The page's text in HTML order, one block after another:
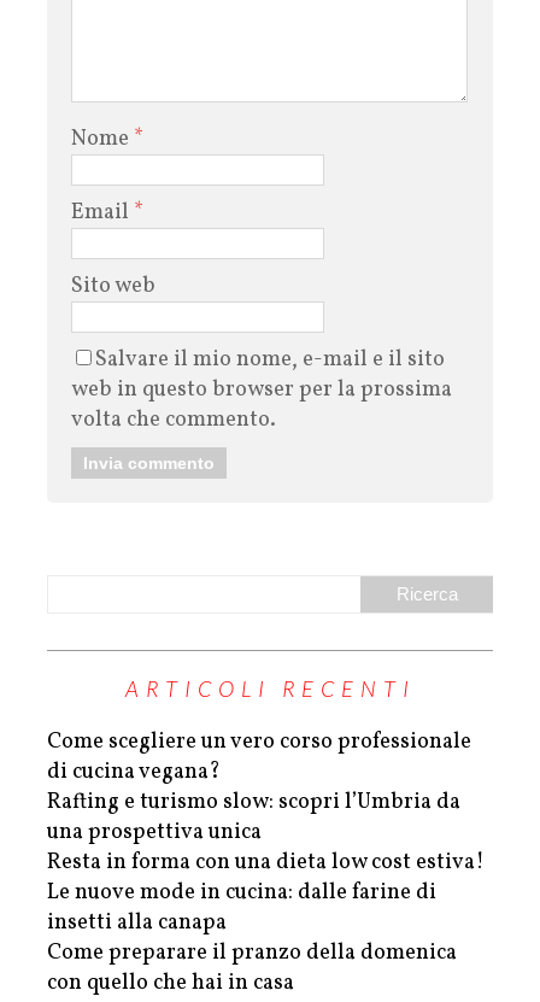
Nome *
Email *
Sito web
Salvare il mio nome, e-mail e il sito
web in questo browser per la prossima
volta che commento.
ARTICOLI RECENTI
Come scegliere un vero corso professionale
di cucina vegana?
Rafting e turismo slow: scopri l’Umbria da
una prospettiva unica
Resta in forma con una dieta low cost estiva!
Le nuove mode in cucina: dalle farine di
insetti alla canapa
Come preparare il pranzo della domenica
con quello che hai in casa